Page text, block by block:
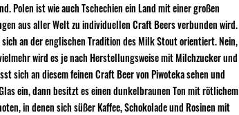
Polen ist wie auch Tschechien ein Land mit einer großen
aus aller Welt zu individuellen Craft Beers verbunden wird.
an der englischen Tradition des Milk Stout orientiert. Nein,
wird es je nach Herstellungsweise mit Milchzucker und
sich an diesem feinen Craft Beer von Piwoteka sehen und
ein, dann besitzt es einen dunkelbraunen Ton mit rötlichem
in denen sich süßer Kaffee, Schokolade und Rosinen mit